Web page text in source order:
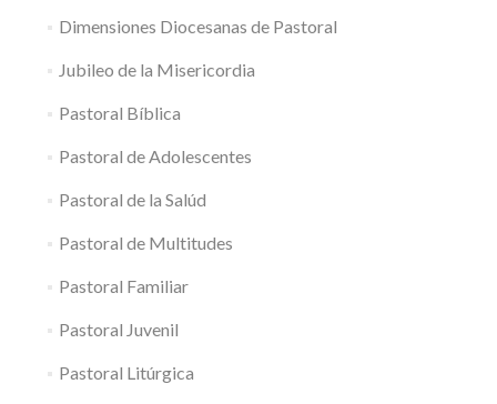
Dimensiones Diocesanas de Pastoral
Jubileo de la Misericordia
Pastoral Bíblica
Pastoral de Adolescentes
Pastoral de la Salúd
Pastoral de Multitudes
Pastoral Familiar
Pastoral Juvenil
Pastoral Litúrgica